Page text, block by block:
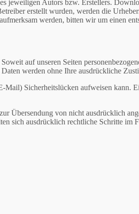
jeweiligen Autors bzw. Erstellers.
erstellt wurden, werden die
werden, bitten wir um einen
auf unseren Seiten
werden ohne Ihre ausdrückliche
Sicherheitslücken aufweisen kann.
Übersendung von nicht ausdrücklich
sich ausdrücklich rechtliche Schritte im